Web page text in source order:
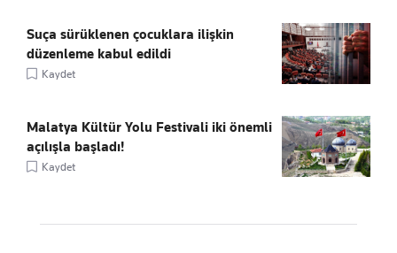
Suça sürüklenen çocuklara ilişkin
düzenleme kabul edildi
Kaydet
Malatya Kültür Yolu Festivali iki önemli
açılışla başladı!
Kaydet